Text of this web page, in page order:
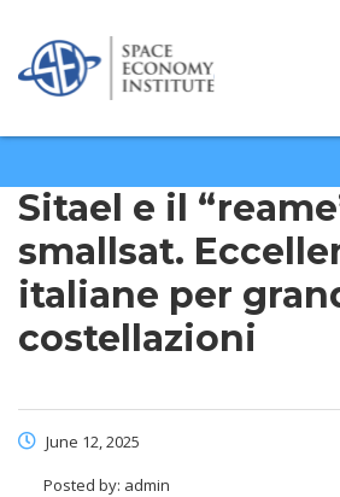
Sitael e il
smallsat.
italiane per
costellazioni
June 12, 2025
Posted by: admin